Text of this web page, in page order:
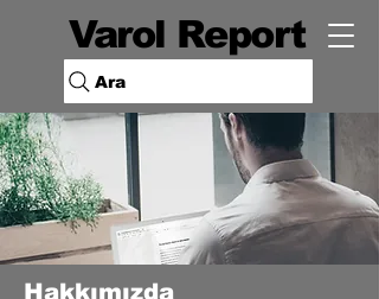
Varol Report
Ara
Hakkımızda